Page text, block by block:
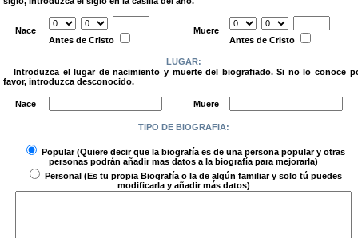
Nace
Antes de Cristo
Muere
Antes de Cristo
LUGAR:
Introduzca el lugar de nacimiento y muerte del biografiado. Si no lo conoce
favor, introduzca desconocido.
Nace
Muere
TIPO DE BIOGRAFIA:
Popular(Quiere decir que la biografía es de una persona popular y otras
personas podrán añadir mas datos a la biografía para mejorarla)
Personal(Es tu propia Biografía o la de algún familiar y solo tú puedes
modificarla y añadir más datos)